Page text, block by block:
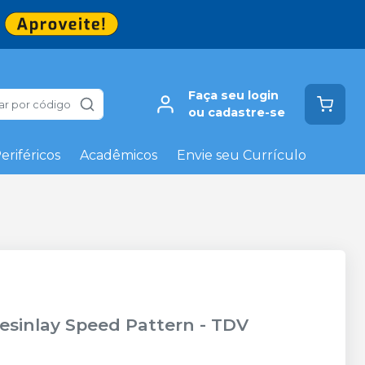
por código
Faça seu login
ou cadastre-se
Acadêmicos Envie seu Currículo
Speed Pattern - TDV